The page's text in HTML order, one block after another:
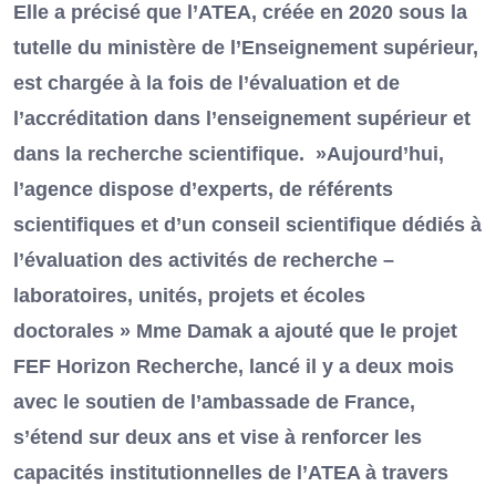
Elle a précisé que l’ATEA, créée en 2020 sous la
tutelle du ministère de l’Enseignement supérieur,
est chargée à la fois de l’évaluation et de
l’accréditation dans l’enseignement supérieur et
dans la recherche scientifique. »Aujourd’hui,
l’agence dispose d’experts, de référents
scientifiques et d’un conseil scientifique dédiés à
l’évaluation des activités de recherche –
laboratoires, unités, projets et écoles
doctorales » Mme Damak a ajouté que le projet
FEF Horizon Recherche, lancé il y a deux mois
avec le soutien de l’ambassade de France,
s’étend sur deux ans et vise à renforcer les
capacités institutionnelles de l’ATEA à travers